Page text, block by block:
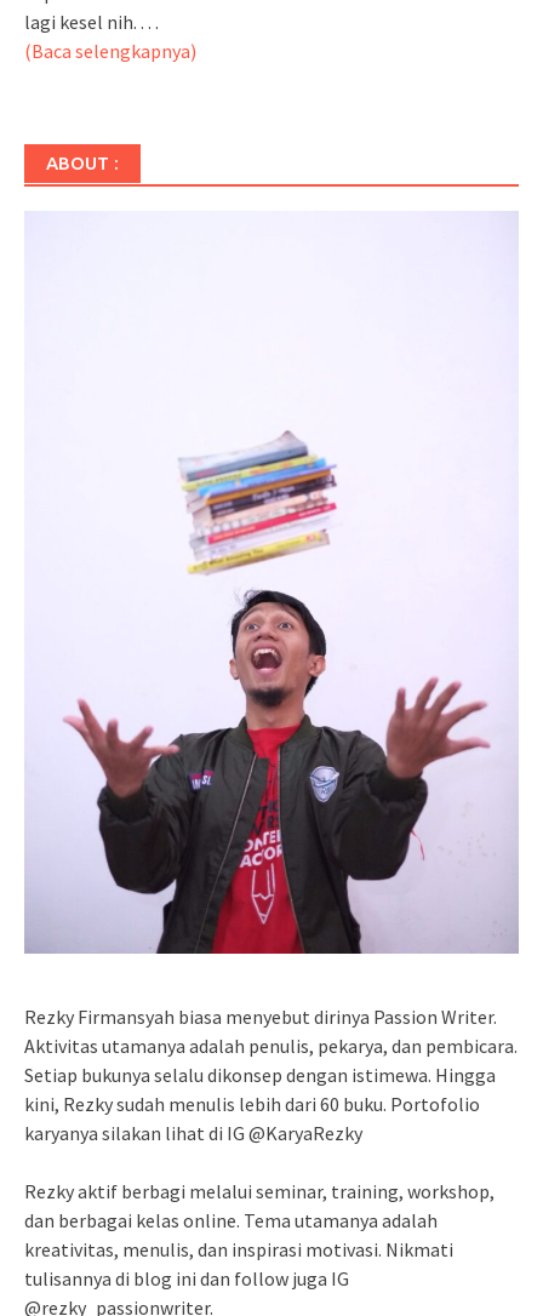
lagi kesel nih. . . .
(Baca selengkapnya)
ABOUT :
Rezky Firmansyah biasa menyebut dirinya Passion Writer.
Aktivitas utamanya adalah penulis, pekarya, dan pembicara.
Setiap bukunya selalu dikonsep dengan istimewa. Hingga
kini, Rezky sudah menulis lebih dari 60 buku. Portofolio
karyanya silakan lihat di IG @KaryaRezky
Rezky aktif berbagi melalui seminar, training, workshop,
dan berbagai kelas online. Tema utamanya adalah
kreativitas, menulis, dan inspirasi motivasi. Nikmati
tulisannya di blog ini dan follow juga IG
@rezky_passionwriter.